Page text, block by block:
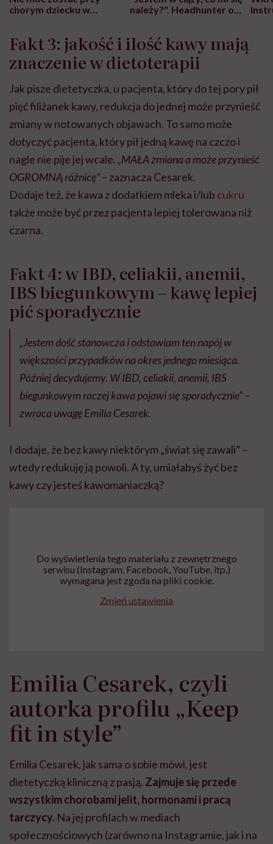
chorym dziecku w
może chyba tylko
głupota i brak
wyobraźni"
należy?". Headhunter o
pracy
Fakt 3: jakość i ilość kawy mają
znaczenie w dietoterapii
Jak pisze dietetyczka, u pacjenta, który do tej pory pił
pięć filiżanek kawy, redukcja do jednej może przynieść
zmiany w notowanych objawach. To samo może
dotyczyć pacjenta, który pił jedną kawę na czczo i
nagle nie pije jej wcale.„MAŁA zmiana a może przynieść
OGROMNĄ różnicę”– zaznacza Cesarek.
Dodaje też, że kawa z dodatkiem mleka i/lub cukru
także może być przez pacjenta lepiej tolerowana niż
czarna.
Fakt 4: w IBD, celiakii, anemii,
IBS biegunkowym – kawę lepiej
pić sporadycznie
„Jestem dość stanowcza i odstawiam ten napój w
większości przypadków na okres jednego miesiąca.
Później decydujemy. W IBD, celiakii, anemii, IBS
biegunkowym raczej kawa pojawi się sporadycznie” –
zwraca uwagę Emilia Cesarek.
I dodaje, że bez kawy niektórym „świat się zawali” –
wtedy redukuję ją powoli. A ty, umiałabyś żyć bez
kawy czy jesteś kawomaniaczką?
Do wyświetlenia tego materiału z zewnętrznego
serwisu (Instagram, Facebook, YouTube, itp.)
wymagana jest zgoda na pliki cookie.
Zmień ustawienia
Emilia Cesarek, czyli
autorka profilu „Keep
fit in style”
Emilia Cesarek, jak sama o sobie mówi, jest
dietetyczką kliniczną z pasją. Zajmuje się przede
wszystkim chorobami jelit, hormonami i pracą
tarczycy. Na jej profilach w mediach
społecznościowych (zarówno na Instagramie, jak i na